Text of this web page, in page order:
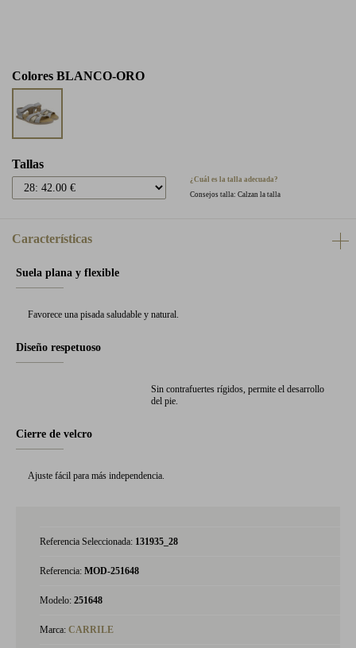
Colores BLANCO-ORO
Tallas
¿Cuál es la talla adecuada?
Consejos talla: Calzan la talla
Características
Suela plana y flexible
Favorece una pisada saludable y natural.
Diseño respetuoso
Sin contrafuertes rígidos, permite el desarrollo
del pie.
Cierre de velcro
Ajuste fácil para más independencia.
Referencia Seleccionada: 131935_28
Referencia: MOD-251648
Modelo: 251648
Marca: CARRILE